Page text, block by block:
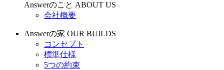
Answerのこと ABOUT US
会社概要
Answerの家 OUR BUILDS
コンセプト
標準仕様
5つの約束